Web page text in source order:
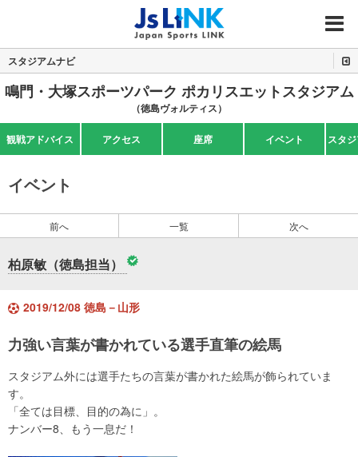
MENU
スタジアムナビ
鳴門・大塚スポーツパーク ポカリスエットスタジアム
（徳島ヴォルティス）
観戦アドバイス アクセス 座席 イベント スタ
イベント
前へ 一覧 次へ
柏原敏（徳島担当）
2019/12/08 徳島－山形
力強い言葉が書かれている選手直筆の絵馬
スタジアム外には選手たちの言葉が書かれた絵馬が飾られていま
す。
「全ては目標、目的の為に」。
ナンバー8、もう一息だ！